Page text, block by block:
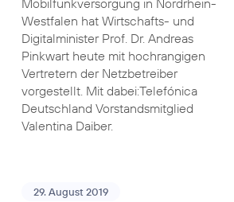
Mobilfunkversorgung in Nordrhein-
Westfalen hat Wirtschafts- und
Digitalminister Prof. Dr. Andreas
Pinkwart heute mit hochrangigen
Vertretern der Netzbetreiber
vorgestellt. Mit dabei:Telefónica
Deutschland Vorstandsmitglied
Valentina Daiber.
29. August 2019